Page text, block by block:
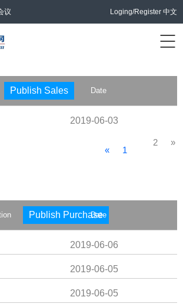
议 Loging/Register 中文
Publish Sales Date
2019-06-03
« 1
2 »
Publish Purchase
Date
2019-06-06
2019-06-05
2019-06-05